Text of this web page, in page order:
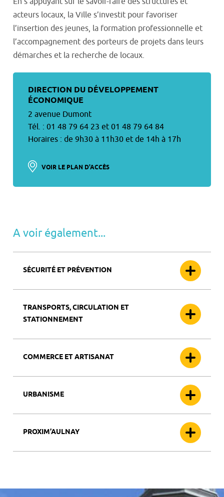
acteurs locaux, la Ville s’investit pour favoriser
l’insertion des jeunes, la formation professionnelle et
l’accompagnement des porteurs de projets dans leurs
démarches et la recherche de locaux.
DIRECTION DU DÉVELOPPEMENT
ÉCONOMIQUE
2 avenue Dumont
Tél. : 01 48 79 64 23 et 01 48 79 64 84
Horaires : de 9h30 à 11h30 et de 14h à 17h
VOIR LE PLAN D'ACCÈS
A voir également...
SÉCURITÉ ET PRÉVENTION
TRANSPORTS, CIRCULATION ET
STATIONNEMENT
COMMERCE ET ARTISANAT
URBANISME
PROXIM’AULNAY